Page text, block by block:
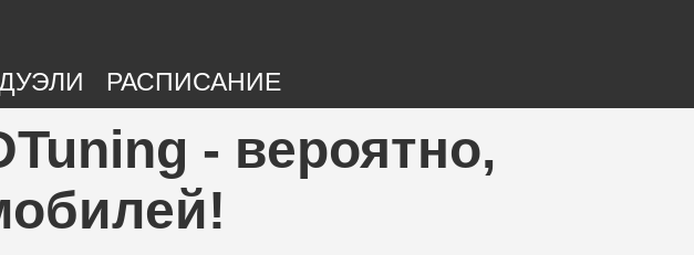
РАСПИСАНИЕ
- вероятно,